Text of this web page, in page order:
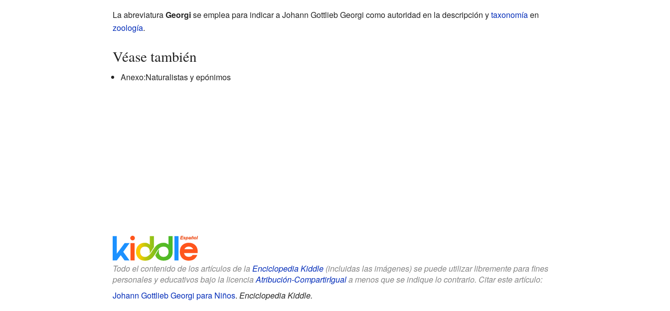
La abreviaturaGeorgise emplea para indicar a Johann Gottlieb Georgi como autoridad en la descripción ytaxonomíaen
zoología.
Véase también
Anexo:Naturalistas y epónimos
Todo el contenido de los artículos de la Enciclopedia Kiddle(incluidas las imágenes) se puede utilizar libremente para fines
personales y educativos bajo la licenciaAtribución-CompartirIguala menos que se indique lo contrario. Citar este artículo:
Johann Gottlieb Georgi para Niños. Enciclopedia Kiddle.